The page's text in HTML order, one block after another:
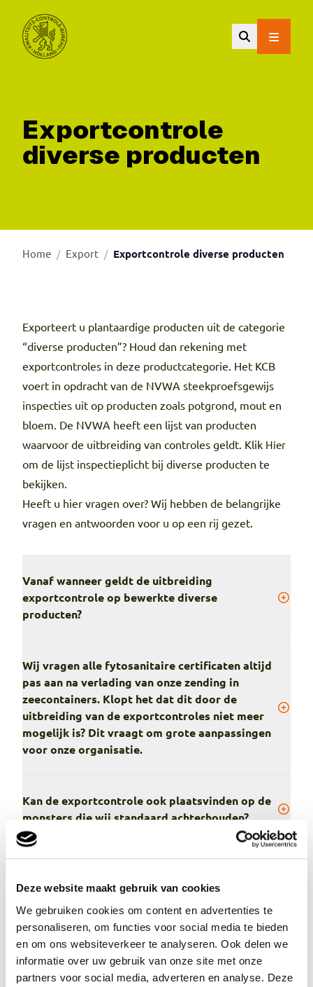
Deze website maakt gebruik van cookies
We gebruiken cookies om content en advertenties te
personaliseren, om functies voor social media te bieden
en om ons websiteverkeer te analyseren. Ook delen we
informatie over uw gebruik van onze site met onze
partners voor social media, adverteren en analyse. Deze
Exportcontrole
diverse producten
Home / Export / Exportcontrole diverse producten
Exporteert u plantaardige producten uit de categorie
“diverse producten”? Houd dan rekening met
exportcontroles in deze productcategorie. Het KCB
voert in opdracht van de NVWA steekproefsgewijs
inspecties uit op producten zoals potgrond, mout en
bloem. De NVWA heeft een lijst van producten
waarvoor de uitbreiding van controles geldt. Klik Hier
om de lijst inspectieplicht bij diverse producten te
bekijken.
Heeft u hier vragen over? Wij hebben de belangrijke
vragen en antwoorden voor u op een rij gezet.
Vanaf wanneer geldt de uitbreiding
exportcontrole op bewerkte diverse
producten?
Wij vragen alle fytosanitaire certificaten altijd
pas aan na verlading van onze zending in
zeecontainers. Klopt het dat dit door de
uitbreiding van de exportcontroles niet meer
mogelijk is? Dit vraagt om grote aanpassingen
voor onze organisatie.
Kan de exportcontrole ook plaatsvinden op de
monsters die wij standaard achterhouden?
zending is geselecteerd voor inspectie?
Hoe lang duurt het na aanmelding in e-CertNL
voordat ik bericht ontvang of mijn zending
steekproefsgewijs wordt geselecteerd voor